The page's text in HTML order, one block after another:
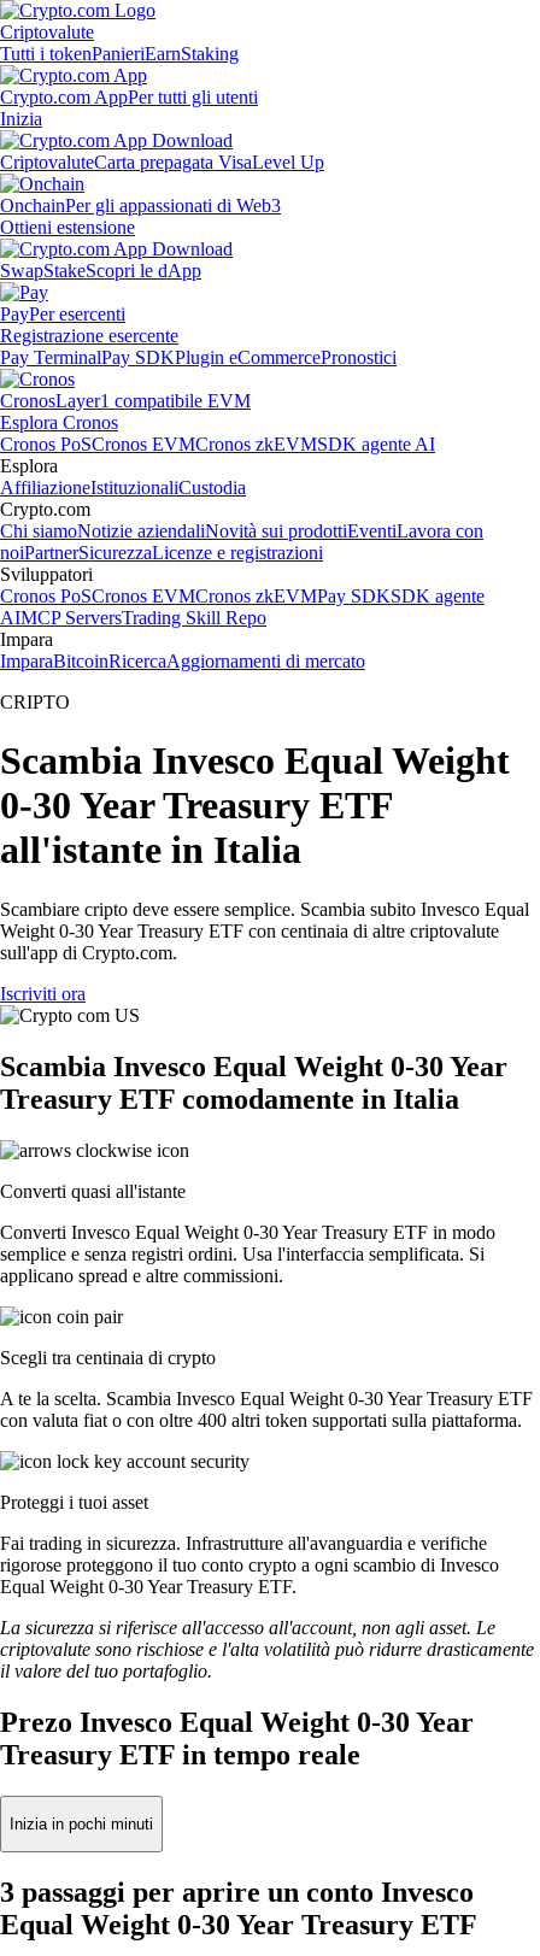
Criptovalute
Tutti i tokenPanieriEarnStaking
Crypto.com AppPer tutti gli utenti
Inizia
CriptovaluteCarta prepagata VisaLevel Up
OnchainPer gli appassionati di Web3
Ottieni estensione
SwapStakeScopri le dApp
PayPer esercenti
Registrazione esercente
Pay TerminalPay SDKPlugin eCommercePronostici
CronosLayer1 compatibile EVM
Esplora Cronos
Cronos PoSCronos EVMCronos zkEVMSDK agente AI
Esplora
AffiliazioneIstituzionaliCustodia
Crypto.com
Chi siamoNotizie aziendaliNovità sui prodottiEventiLavora con
noiPartnerSicurezzaLicenze e registrazioni
Sviluppatori
Cronos PoSCronos EVMCronos zkEVMPay SDKSDK agente
AIMCP ServersTrading Skill Repo
Impara
ImparaBitcoinRicercaAggiornamenti di mercato
CRIPTO
Scambia Invesco Equal Weight
0-30 Year Treasury ETF
all'istante in Italia
Scambiare cripto deve essere semplice. Scambia subito Invesco Equal
Weight 0-30 Year Treasury ETF con centinaia di altre criptovalute
sull'app di Crypto.com.
Iscriviti ora
Scambia Invesco Equal Weight 0-30 Year
Treasury ETF comodamente in Italia
Converti quasi all'istante
Converti Invesco Equal Weight 0-30 Year Treasury ETF in modo
semplice e senza registri ordini. Usa l'interfaccia semplificata. Si
applicano spread e altre commissioni.
Scegli tra centinaia di crypto
A te la scelta. Scambia Invesco Equal Weight 0-30 Year Treasury ETF
con valuta fiat o con oltre 400 altri token supportati sulla piattaforma.
Proteggi i tuoi asset
Fai trading in sicurezza. Infrastrutture all'avanguardia e verifiche
rigorose proteggono il tuo conto crypto a ogni scambio di Invesco
Equal Weight 0-30 Year Treasury ETF.
La sicurezza si riferisce all'accesso all'account, non agli asset. Le
criptovalute sono rischiose e l'alta volatilità può ridurre drasticamente
il valore del tuo portafoglio.
Prezo Invesco Equal Weight 0-30 Year
Treasury ETF in tempo reale
Inizia in pochi minuti
3 passaggi per aprire un conto Invesco
Equal Weight 0-30 Year Treasury ETF